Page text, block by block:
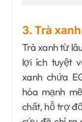
3. Trà xanh
Trà xanh từ
lợi ích tuyệt
xanh chứa
hóa mạnh
chất, hỗ trợ